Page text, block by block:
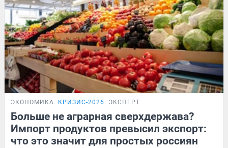
ЭКОНОМИКА КРИЗИС-2026 ЭКСПЕРТ
Больше не аграрная сверхдержава?
Импорт продуктов превысил экспорт:
что это значит для простых россиян